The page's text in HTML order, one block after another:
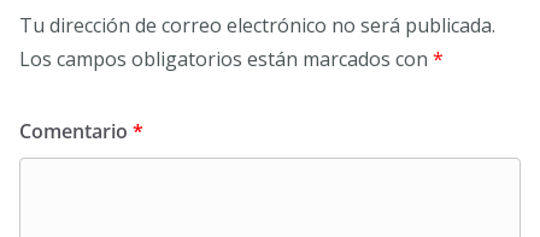
Tu dirección de correo electrónico no será publicada.
Los campos obligatorios están marcados con *
Comentario *